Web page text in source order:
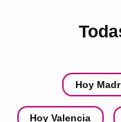
Hoy
Hoy Valencia